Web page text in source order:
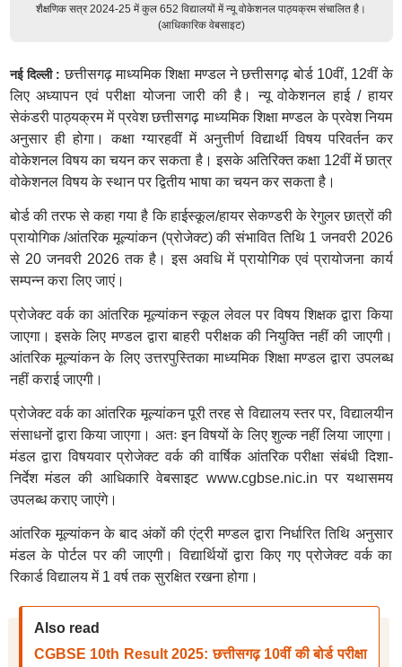
शैक्षणिक सत्र 2024-25 में कुल 652 विद्यालयों में न्यू वोकेशनल पाठ्यक्रम संचालित है।
(आधिकारिक वेबसाइट)
नई दिल्ली : छत्तीसगढ़ माध्यमिक शिक्षा मण्डल ने छत्तीसगढ़ बोर्ड 10वीं, 12वीं के
लिए अध्यापन एवं परीक्षा योजना जारी की है। न्यू वोकेशनल हाई / हायर
सेकंडरी पाठ्यक्रम में प्रवेश छत्तीसगढ़ माध्यमिक शिक्षा मण्डल के प्रवेश नियम
अनुसार ही होगा। कक्षा ग्यारहवीं में अनुत्तीर्ण विद्यार्थी विषय परिवर्तन कर
वोकेशनल विषय का चयन कर सकता है। इसके अतिरिक्त कक्षा 12वीं में छात्र
वोकेशनल विषय के स्थान पर द्वितीय भाषा का चयन कर सकता है।
बोर्ड की तरफ से कहा गया है कि हाईस्कूल/हायर सेकण्डरी के रेगुलर छात्रों की
प्रायोगिक /आंतरिक मूल्यांकन (प्रोजेक्ट) की संभावित तिथि 1 जनवरी 2026
से 20 जनवरी 2026 तक है। इस अवधि में प्रायोगिक एवं प्रायोजना कार्य
सम्पन्न करा लिए जाएं।
प्रोजेक्ट वर्क का आंतरिक मूल्यांकन स्कूल लेवल पर विषय शिक्षक द्वारा किया
जाएगा। इसके लिए मण्डल द्वारा बाहरी परीक्षक की नियुक्ति नहीं की जाएगी।
आंतरिक मूल्यांकन के लिए उत्तरपुस्तिका माध्यमिक शिक्षा मण्डल द्वारा उपलब्ध
नहीं कराई जाएगी।
प्रोजेक्ट वर्क का आंतरिक मूल्यांकन पूरी तरह से विद्यालय स्तर पर, विद्यालयीन
संसाधनों द्वारा किया जाएगा। अतः इन विषयों के लिए शुल्क नहीं लिया जाएगा।
मंडल द्वारा विषयवार प्रोजेक्ट वर्क की वार्षिक आंतरिक परीक्षा संबंधी दिशा-
निर्देश मंडल की आधिकारि वेबसाइट www.cgbse.nic.in पर यथासमय
उपलब्ध कराए जाएंगे।
आंतरिक मूल्यांकन के बाद अंकों की एंट्री मण्डल द्वारा निर्धारित तिथि अनुसार
मंडल के पोर्टल पर की जाएगी। विद्यार्थियों द्वारा किए गए प्रोजेक्ट वर्क का
रिकार्ड विद्यालय में 1 वर्ष तक सुरक्षित रखना होगा।
Also read
CGBSE 10th Result 2025: छत्तीसगढ़ 10वीं की बोर्ड परीक्षा